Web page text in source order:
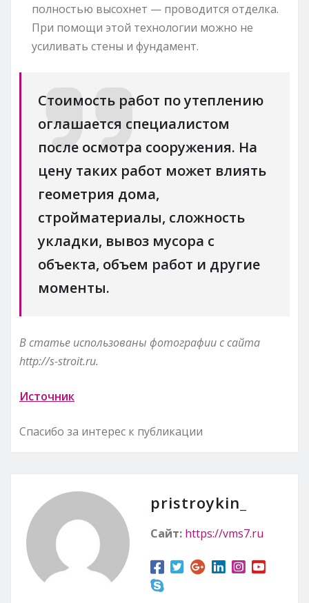
полностью высохнет — проводится отделка.
При помощи этой технологии можно не
усиливать стены и фундамент.
Стоимость работ по утеплению
оглашается специалистом
после осмотра сооружения. На
цену таких работ может влиять
геометрия дома,
стройматериалы, сложность
укладки, вывоз мусора с
объекта, объем работ и другие
моменты.
В статье использованы фотографии с сайта
http://s-stroit.ru.
Источник
Спасибо за интерес к публикации
pristroykin_
Сайт: https://vms7.ru